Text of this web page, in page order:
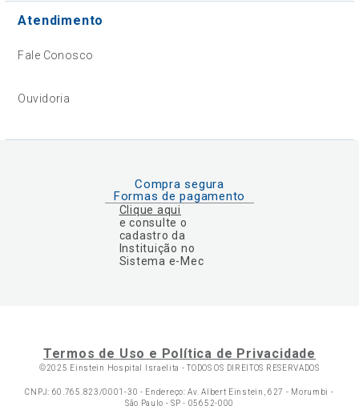
Atendimento
Fale Conosco
Ouvidoria
Compra segura
Formas de pagamento
Clique aqui
e consulte o
cadastro da
Instituição no
Sistema e-Mec
Termos de Uso e Política de Privacidade
©2025 Einstein Hospital Israelita -TODOS OS DIREITOS RESERVADOS
CNPJ: 60.765.823/0001-30 - Endereço: Av. Albert Einstein, 627 - Morumbi -
São Paulo - SP - 05652-000